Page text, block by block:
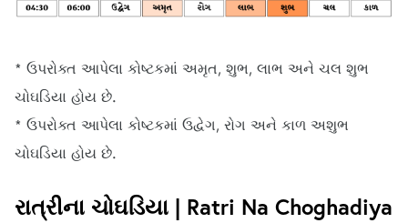
* ઉપરોક્ત આપેલા કોષ્ટકમાં અમૃત, શુભ, લાભ અને ચલ શુભ
ચોઘડિયા હોય છે.
* ઉપરોક્ત આપેલા કોષ્ટકમાં ઉદ્વેગ, રોગ અને કાળ અશુભ
ચોઘડિયા હોય છે.
રાત્રીના ચોઘડિયા | Ratri Na Choghadiya